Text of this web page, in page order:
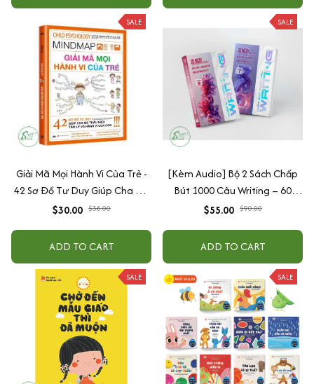
SALE
Giải Mã Mọi Hành Vi Của Trẻ -
42 Sơ Đồ Tư Duy Giúp Cha Mẹ
Thấu Hiểu Tâm Lý Và Hành Vi
$30.00 $38.00
ADD TO CART
SALE
[Kèm Audio] Bộ 2 Sách Chấp
Bút 1000 Câu Writing – 60
Ngày Gieo Trồng Tư Duy
$55.00 $90.00
ADD TO CART
SALE SALE